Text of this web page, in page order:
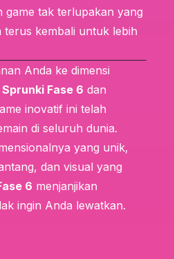
game tak terlupakan yang
terus kembali untuk lebih
Anda ke dimensi
Sprunki Fase 6 dan
inovatif ini telah
di seluruh dunia.
yang unik,
dan visual yang
6 menjanjikan
ingin Anda lewatkan.